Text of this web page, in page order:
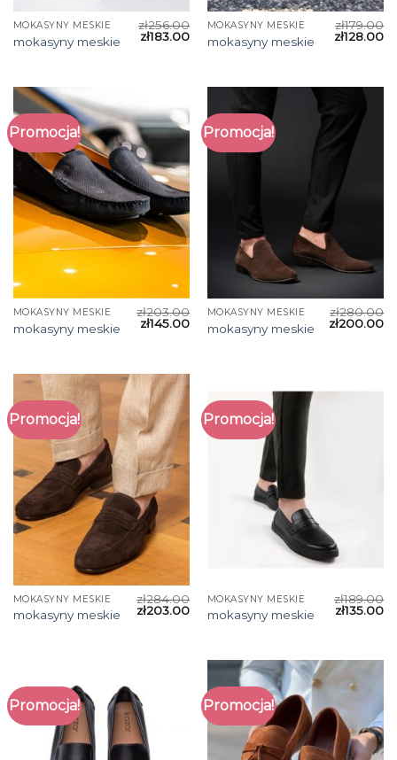
MOKASYNY MESKIE
mokasyny meskie
zł256.00
zł183.00
MOKASYNY MESKIE
mokasyny meskie
zł179.00
zł128.00
Promocja!
MOKASYNY MESKIE
mokasyny meskie
zł203.00
zł145.00
Promocja!
MOKASYNY MESKIE
mokasyny meskie
zł280.00
zł200.00
Promocja!
MOKASYNY MESKIE
mokasyny meskie
zł284.00
zł203.00
Promocja!
MOKASYNY MESKIE
mokasyny meskie
zł189.00
zł135.00
Promocja! Promocja!